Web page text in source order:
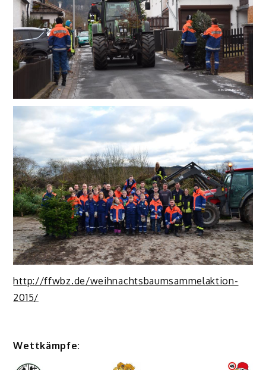
http://ffwbz.de/weihnachtsbaumsammelaktion-
2015/
Wettkämpfe: